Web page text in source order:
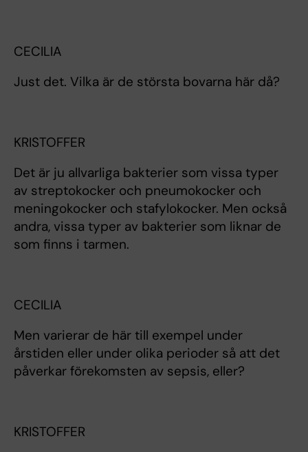
CECILIA
Just det. Vilka är de största bovarna här då?
KRISTOFFER
Det är ju allvarliga bakterier som vissa typer
av streptokocker och pneumokocker och
meningokocker och stafylokocker. Men också
andra, vissa typer av bakterier som liknar de
som finns i tarmen.
CECILIA
Men varierar de här till exempel under
årstiden eller under olika perioder så att det
påverkar förekomsten av sepsis, eller?
KRISTOFFER